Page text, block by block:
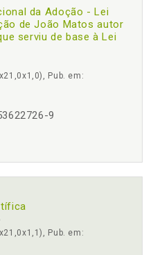
da Adoção - Lei
de João Matos autor
serviu de base à Lei
Pub. em:
9
Pub. em: